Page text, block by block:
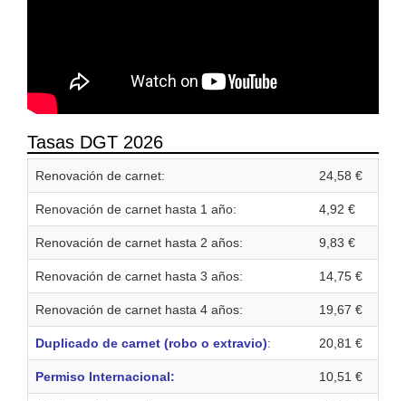
Tasas DGT 2026
Renovación de carnet: 24,58 €
Renovación de carnet hasta 1 año: 4,92 €
Renovación de carnet hasta 2 años: 9,83 €
Renovación de carnet hasta 3 años: 14,75 €
Renovación de carnet hasta 4 años: 19,67 €
Duplicado de carnet (robo o extravio): 20,81 €
Permiso Internacional: 10,51 €